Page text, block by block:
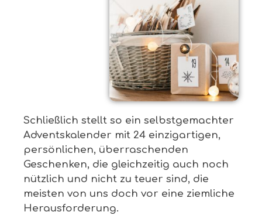
Schließlich stellt so ein selbstgemachter
Adventskalender mit 24 einzigartigen,
persönlichen, überraschenden
Geschenken, die gleichzeitig auch noch
nützlich und nicht zu teuer sind, die
meisten von uns doch vor eine ziemliche
Herausforderung.